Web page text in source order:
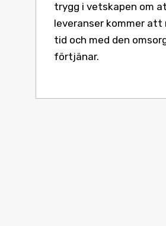
trygg i vetskapen om
leveranser kommer att
tid och med den
förtjänar.